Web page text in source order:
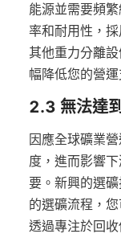
能源並需要頻
率和耐用性，
其他重力分離
幅降低您的營
因應全球礦業
度，進而影響
要。新興的選
的選礦流程，
透過專注於回